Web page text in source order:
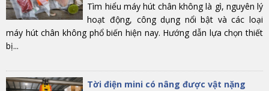
Tìm hiểu máy hút chân không là gì, nguyên lý
hoạt động, công dụng nổi bật và các loại
máy hút chân không phổ biến hiện nay. Hướng dẫn lựa chọn thiết
bị...
Tời điện mini có nâng được vật nặng